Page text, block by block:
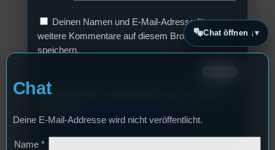
Deinen Namen und E-Mail-Adresse für
weitere Kommentare auf diesem Browser
speichern.
Diese Website verwendet Akismet, um Spam zu
Kommentardaten verarbeitet werden.
Chat öffnen ↓
Chat
Deine E-Mail-Addresse wird nicht veröffentlicht.
Name *